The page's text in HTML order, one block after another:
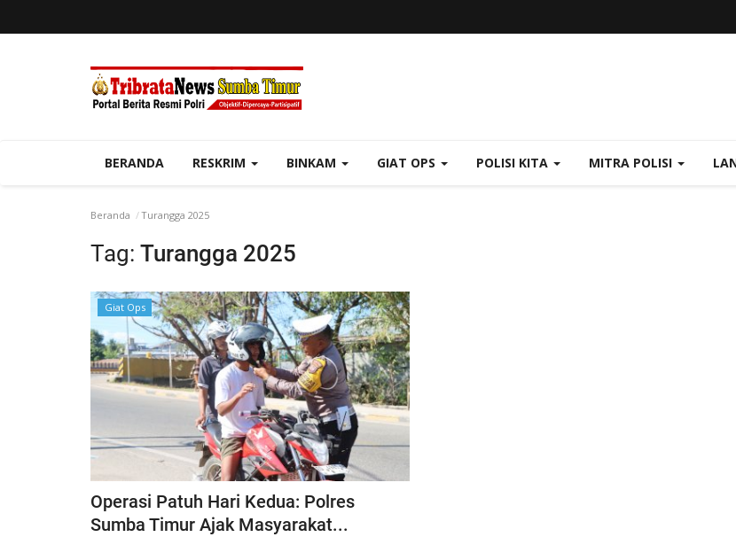
BERANDA RESKRIM BINKAM GIAT OPS POLISI KITA MITRA POLISI
Beranda Turangga 2025
Tag: Turangga 2025
Giat Ops
Operasi Patuh Hari Kedua: Polres
Sumba Timur Ajak Masyarakat...